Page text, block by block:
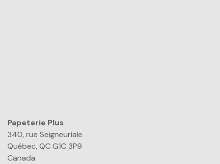
Papeterie Plus​
340, rue Seigneuriale
Québec, QC G1C 3P9
Canada